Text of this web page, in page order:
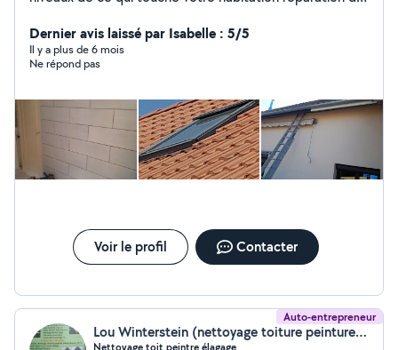
sécurité avec harnais de sécurité ou nacelle
Dernier avis laissé par Isabelle : 5/5
Il y a plus de 6 mois
Ne répond pas
Voir le profil Contacter
Auto-entrepreneur
Lou Winterstein (nettoyage toiture peinture entretien espace vert)